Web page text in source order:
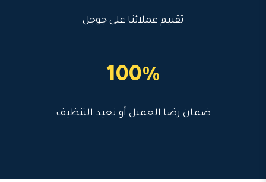
تقييم عملائنا على جوجل
100%
ضمان رضا العميل أو نعيد التنظيف